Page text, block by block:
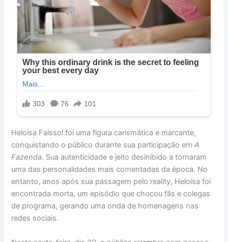
Heloísa Faissol foi uma figura carismática e marcante,
conquistando o público durante sua participação emA
Fazenda. Sua autenticidade e jeito desinibido a tornaram
uma das personalidades mais comentadas da época. No
entanto, anos após sua passagem pelo reality, Heloísa foi
encontrada morta, um episódio que chocou fãs e colegas
de programa, gerando uma onda de homenagens nas
redes sociais.